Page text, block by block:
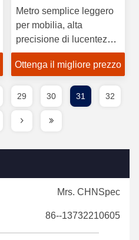
Metro semplice leggero
per mobilia, alta
precisione di lucentezza
di Digital di operazione
Ottenga il migliore prezzo
29 30 31 32
Mrs. CHNSpec
86--13732210605